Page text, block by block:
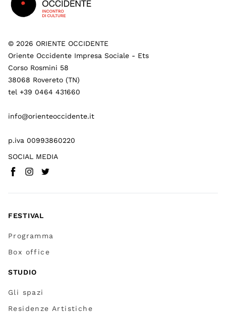
© 2026 ORIENTE OCCIDENTE
Oriente Occidente Impresa Sociale - Ets
Corso Rosmini 58
38068 Rovereto (TN)
tel +39 0464 431660
info@orienteoccidente.it
p.iva 00993860220
SOCIAL MEDIA
Facebook(
Instagram
Twitter
FESTIVAL
Programma
Box office
STUDIO
Gli spazi
Residenze Artistiche